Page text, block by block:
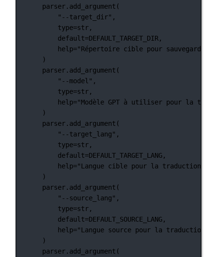
parser.add_argument(
"--target_dir" ,
type=str,
default=DEFAULT_TARGET_DIR,
help="Répertoire cible pour sauvegarder
)
parser.add_argument(
"--model" ,
type=str,
help="Modèle GPT à utiliser pour la
)
parser.add_argument(
"--target_lang" ,
type=str,
default=DEFAULT_TARGET_LANG,
help="Langue cible pour la traduction"
)
parser.add_argument(
"--source_lang" ,
type=str,
default=DEFAULT_SOURCE_LANG,
help="Langue source pour la traduction"
)
parser.add_argument(